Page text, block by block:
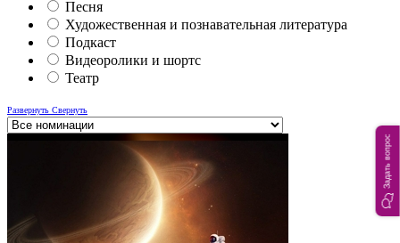
Песня
Художественная и познавательная литература
Подкаст
Видеоролики и шортс
Театр
Развернуть Свернуть
Задать вопрос